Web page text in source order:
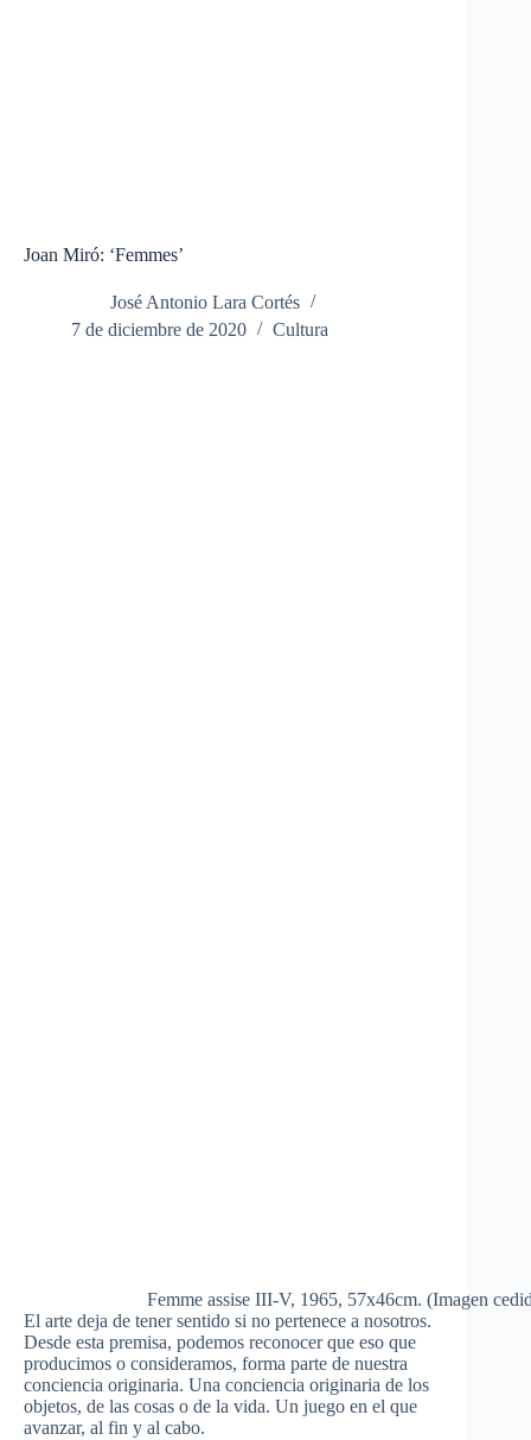
Joan Miró: ‘Femmes’
José Antonio Lara Cortés
7 de diciembre de 2020
Cultura
Femme assise III-V, 1965, 57x46cm. (Imagen
El arte deja de tener sentido si no pertenece a nosotros.
Desde esta premisa, podemos reconocer que eso que
producimos o consideramos, forma parte de nuestra
conciencia originaria. Una conciencia originaria de los
objetos, de las cosas o de la vida. Un juego en el que
avanzar, al fin y al cabo.